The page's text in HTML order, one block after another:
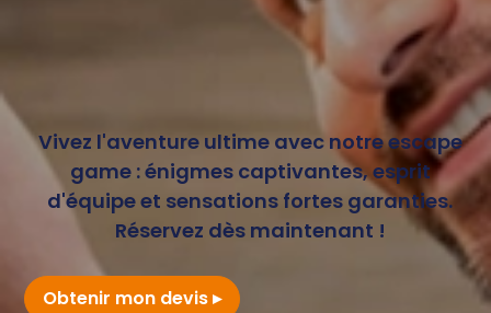
Vivez l'aventure ultime avec notre escape
game : énigmes captivantes, esprit
d'équipe et sensations fortes garanties.
Réservez dès maintenant !
Obtenir mon devis